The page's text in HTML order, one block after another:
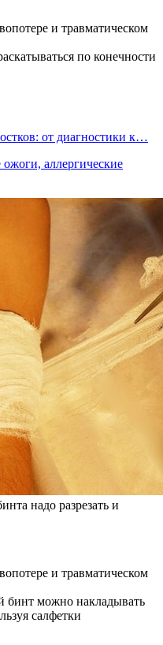
по конечности
от диагностики к…
аллергические
надо разрезать и
бинт можно накладывать
салфетки